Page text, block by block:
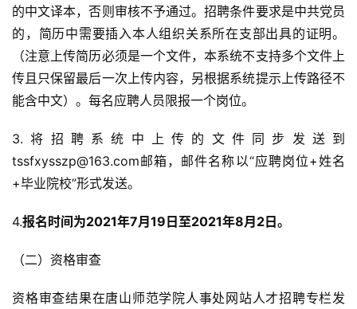
的中文译本，否则审核不予通过。招聘条件要求是中共党员
的，简历中需要插入本人组织关系所在支部出具的证明。
（注意上传简历必须是一个文件，本系统不支持多个文件上
传且只保留最后一次上传内容，另根据系统提示上传路径不
能含中文）。每名应聘人员限报一个岗位。
3.将招聘系统中上传的文件同步发送到
tssfxysszp@163.com邮箱，邮件名称以“应聘岗位+姓名
+毕业院校”形式发送。
4.报名时间为2021年7月19日至2021年8月2日。
（二）资格审查
资格审查结果在唐山师范学院人事处网站人才招聘专栏发